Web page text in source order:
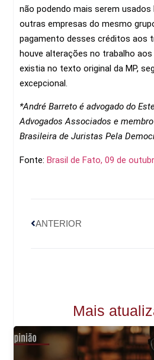
não podendo mais serem
outras empresas do mesmo
pagamento desses créditos aos
houve alterações no trabalho
existia no texto original da MP,
excepcional.
*André Barreto é advogado do
Advogados Associados e
Brasileira de Juristas Pela
Fonte:Brasil de Fato, 09 de
ANTERIOR
Mais